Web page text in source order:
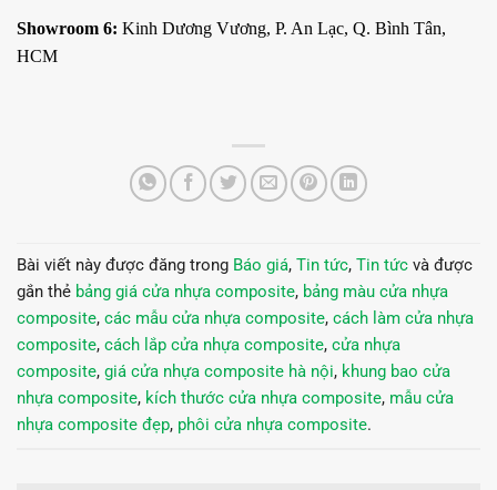
Showroom 6: Kinh Dương Vương, P. An Lạc, Q. Bình Tân,
HCM
Bài viết này được đăng trong Báo giá, Tin tức, Tin tức và được
gắn thẻ bảng giá cửa nhựa composite, bảng màu cửa nhựa
composite, các mẫu cửa nhựa composite, cách làm cửa nhựa
composite, cách lắp cửa nhựa composite, cửa nhựa
composite, giá cửa nhựa composite hà nội, khung bao cửa
nhựa composite, kích thước cửa nhựa composite, mẫu cửa
nhựa composite đẹp, phôi cửa nhựa composite.